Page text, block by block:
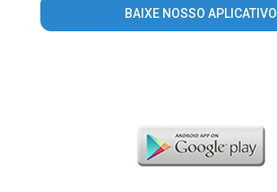
BAIXE NOSSO APLICATIVO